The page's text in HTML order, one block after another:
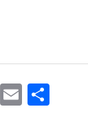
LineEmail